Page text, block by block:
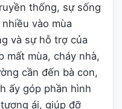
thống, sự sống
vào mùa
và sự hỗ trợ của
mất mùa, cháy nhà,
cần đến bà con,
ấy góp phần hình
ái, giúp đỡ